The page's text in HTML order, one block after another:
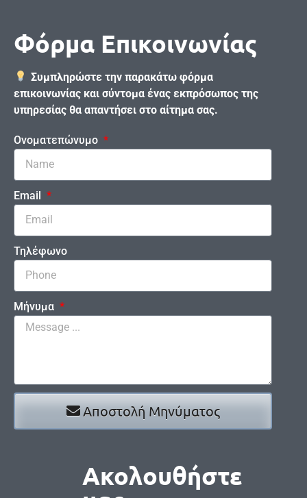
Φόρμα Επικοινωνίας
Συμπληρώστε την παρακάτω φόρμα
επικοινωνίας και σύντομα ένας εκπρόσωπος της
υπηρεσίας θα απαντήσει στο αίτημα σας.
Ονοματεπώνυμο
Email
Τηλέφωνο
Μήνυμα
Αποστολή Μηνύματος
Ακολουθήστε